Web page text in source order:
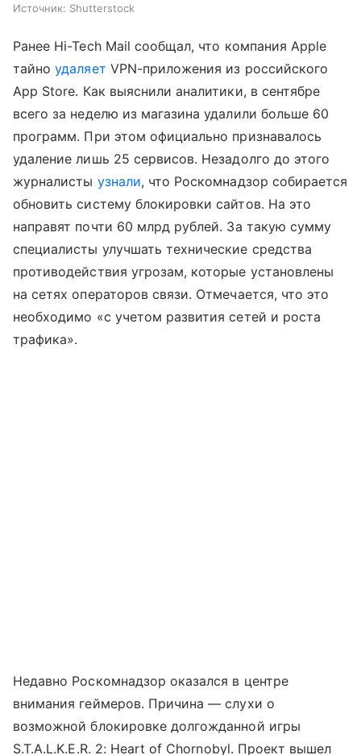
Источник: Shutterstock
Ранее Hi-Tech Mail сообщал, что компания Apple
тайноудаляет VPN-приложения из российского
App Store. Как выяснили аналитики, в сентябре
всего за неделю из магазина удалили больше 60
программ. При этом официально признавалось
удаление лишь 25 сервисов. Незадолго до этого
журналисты узнали, что Роскомнадзор собирается
обновить систему блокировки сайтов. На это
направят почти 60 млрд рублей. За такую сумму
специалисты улучшать технические средства
противодействия угрозам, которые установлены
на сетях операторов связи. Отмечается, что это
необходимо «с учетом развития сетей и роста
трафика».
Недавно Роскомнадзор оказался в центре
внимания геймеров. Причина — слухи о
возможной блокировке долгожданной игры
S.T.A.L.K.E.R. 2: Heart of Chornobyl. Проект вышел